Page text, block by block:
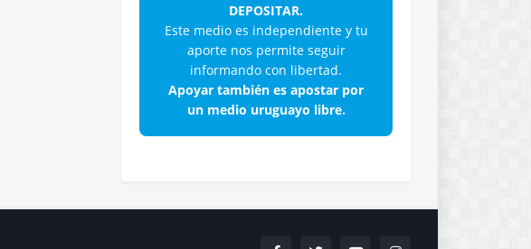
DEPOSITAR.
Este medio es independiente y tu
aporte nos permite seguir
informando con libertad.
Apoyar también es apostar por
un medio uruguayo libre.